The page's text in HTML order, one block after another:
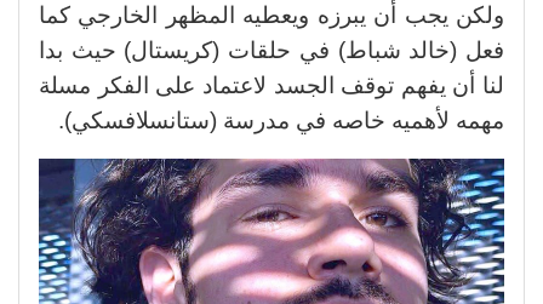
ولكن يجب أن يبرزه ويعطيه المظهر الخارجي كما
فعل (خالد شباط) في حلقات (كريستال) حيث بدا
لنا أن يفهم توقف الجسد لاعتماد على الفكر مسلة
مهمه لأهميه خاصه في مدرسة (ستانسلافسكي).